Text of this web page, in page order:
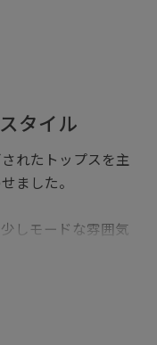
タイル
れたトップスを主
ました。
しモードな雰囲気